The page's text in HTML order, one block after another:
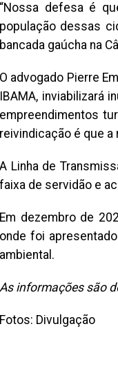
“Nossa defesa é
população dessas
bancada gaúcha na
O advogado Pierre
IBAMA,
empreendimentos
reivindicação é que
A Linha de
faixa de servidão e
Em dezembro de
onde foi
ambiental.
As informações são
Fotos: Divulgação